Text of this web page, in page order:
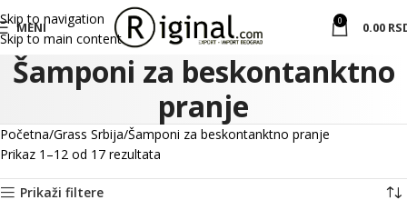
Skip to navigation
Skip to main content
MENI 0 0.00
Šamponi za beskontanktno
pranje
Početna Grass Srbija Šamponi za beskontanktno pranje
Prikaz 1–12 od 17 rezultata
Prikaži filtere